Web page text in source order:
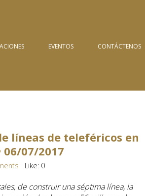
EVENTOS CONTÁCTENOS
líneas de teleféricos en
06/07/2017
Like: 0
de construir una séptima línea, la